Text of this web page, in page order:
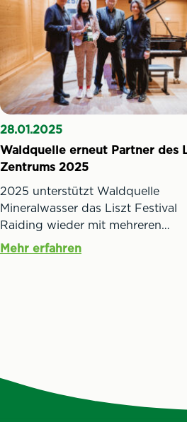
28.01.2025
Waldquelle erneut Partner des
Zentrums 2025
2025 unterstützt Waldquelle
Mineralwasser das Liszt Festival
Raiding wieder mit mehreren
Aktivitäten. Darunter ein
Malstation integriert werden. Beim
Konzert selbst dürfen sich Kinder
Familien über Waldquelle-
Mehr erfahren